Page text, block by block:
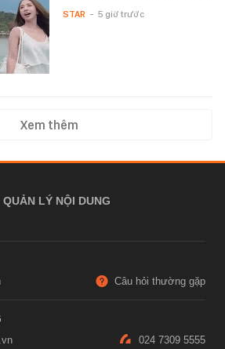
STAR - 5 giờ trước
Xem thêm
LÝ NỘI DUNG
Câu hỏi thường gặp
024 7309 5555